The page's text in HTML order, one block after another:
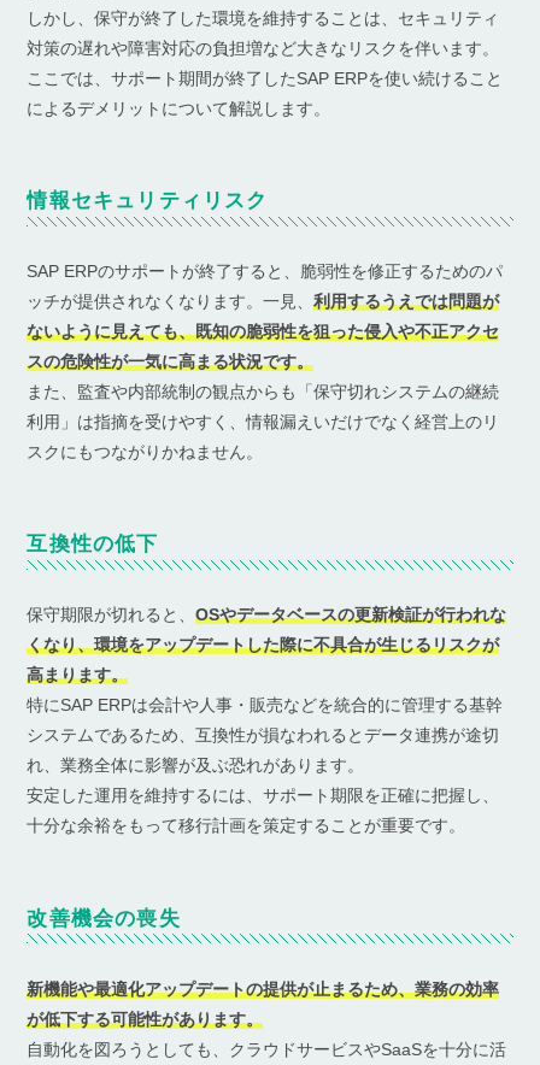
しかし、保守が終了した環境を維持することは、セキュリティ
対策の遅れや障害対応の負担増など大きなリスクを伴います。
ここでは、サポート期間が終了したSAP ERPを使い続けること
によるデメリットについて解説します。
情報セキュリティリスク
SAP ERPのサポートが終了すると、脆弱性を修正するためのパ
ッチが提供されなくなります。一見、利用するうえでは問題が
ないように見えても、既知の脆弱性を狙った侵入や不正アクセ
スの危険性が一気に高まる状況です。
また、監査や内部統制の観点からも「保守切れシステムの継続
利用」は指摘を受けやすく、情報漏えいだけでなく経営上のリ
スクにもつながりかねません。
互換性の低下
保守期限が切れると、OSやデータベースの更新検証が行われな
くなり、環境をアップデートした際に不具合が生じるリスクが
高まります。
特にSAP ERPは会計や人事・販売などを統合的に管理する基幹
システムであるため、互換性が損なわれるとデータ連携が途切
れ、業務全体に影響が及ぶ恐れがあります。
安定した運用を維持するには、サポート期限を正確に把握し、
十分な余裕をもって移行計画を策定することが重要です。
改善機会の喪失
新機能や最適化アップデートの提供が止まるため、業務の効率
が低下する可能性があります。
自動化を図ろうとしても、クラウドサービスやSaaSを十分に活